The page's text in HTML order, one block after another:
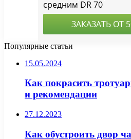
Популярные статьи
15.05.2024
Как покрасить
и рекомендации
27.12.2023
Как обустроить двор